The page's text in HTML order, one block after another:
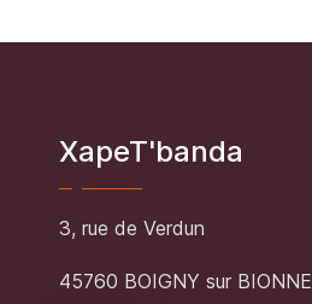
XapeT'banda
3, rue de Verdun
45760 BOIGNY sur BIONNE